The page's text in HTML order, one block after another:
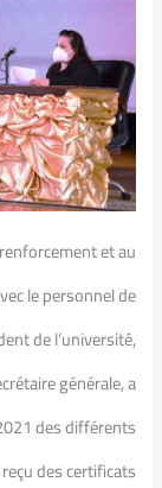
et au
le personnel de
de l’université,
générale, a
des différents
des certificats